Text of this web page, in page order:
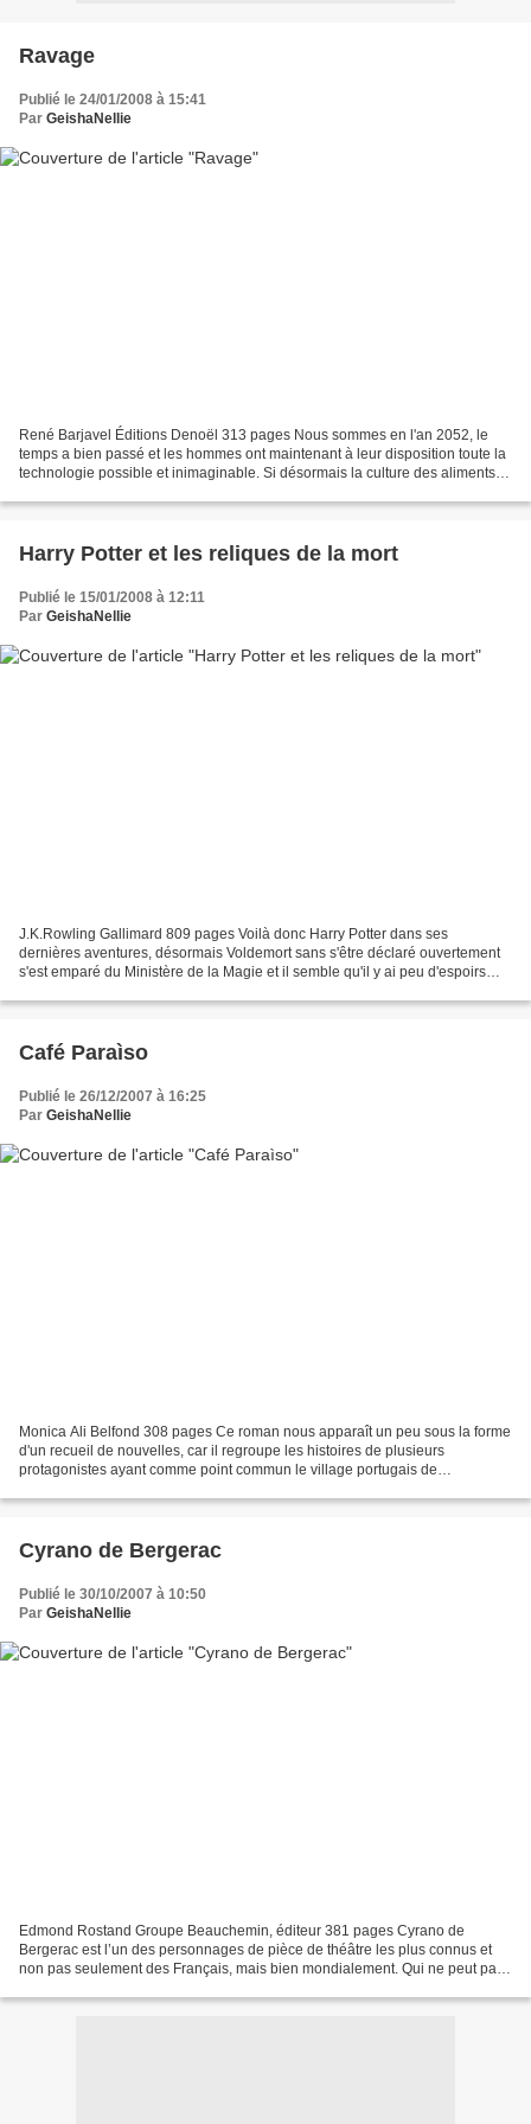
Ravage
Publié le 24/01/2008 à 15:41
Par GeishaNellie
René Barjavel Éditions Denoël 313 pages Nous sommes en l'an 2052, le
temps a bien passé et les hommes ont maintenant à leur disposition toute la
technologie possible et inimaginable. Si désormais la culture des aliments et
Harry Potter et les reliques de la mort
Publié le 15/01/2008 à 12:11
Par GeishaNellie
J.K.Rowling Gallimard 809 pages Voilà donc Harry Potter dans ses
dernières aventures, désormais Voldemort sans s'être déclaré ouvertement
s'est emparé du Ministère de la Magie et il semble qu'il y ai peu d'espoirs
Café Paraìso
Publié le 26/12/2007 à 16:25
Par GeishaNellie
Monica Ali Belfond 308 pages Ce roman nous apparaît un peu sous la forme
d'un recueil de nouvelles, car il regroupe les histoires de plusieurs
protagonistes ayant comme point commun le village portugais de
Cyrano de Bergerac
Publié le 30/10/2007 à 10:50
Par GeishaNellie
Edmond Rostand Groupe Beauchemin, éditeur 381 pages Cyrano de
Bergerac est l’un des personnages de pièce de théâtre les plus connus et
non pas seulement des Français, mais bien mondialement. Qui ne peut pas